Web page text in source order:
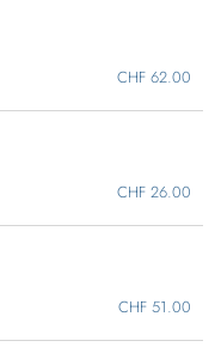
CHF 62.00
CHF 26.00
CHF 51.00